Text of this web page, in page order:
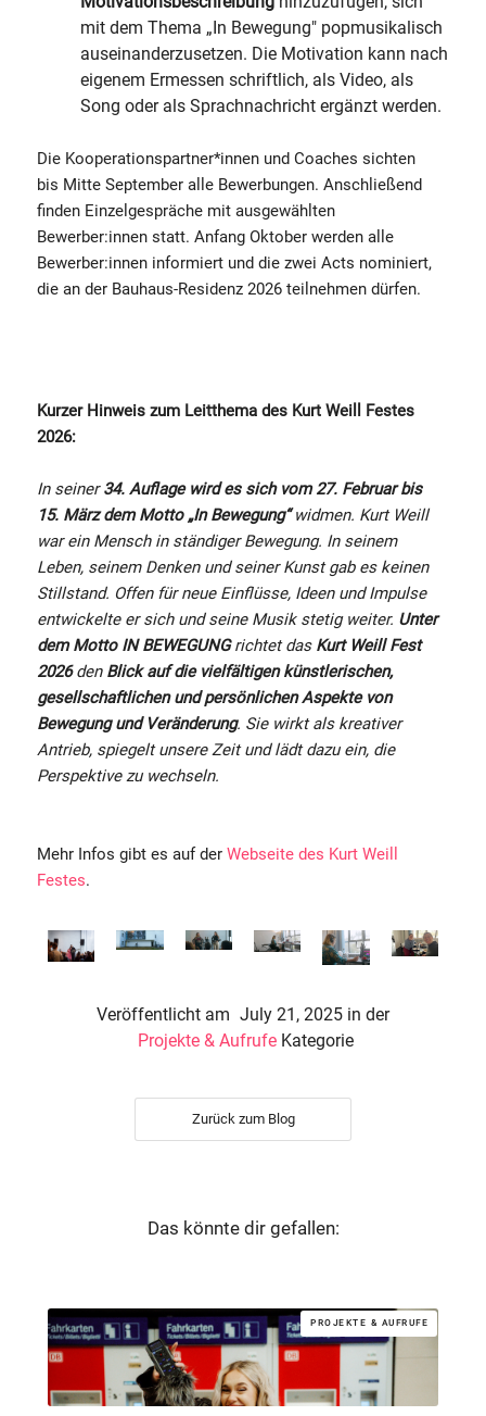
mit dem Thema „In Bewegung" popmusikalisch
auseinanderzusetzen. Die Motivation kann nach
eigenem Ermessen schriftlich, als Video, als
Song oder als Sprachnachricht ergänzt werden.
Die Kooperationspartner*innen und Coaches sichten
bis Mitte September alle Bewerbungen. Anschließend
finden Einzelgespräche mit ausgewählten
Bewerber:innen statt. Anfang Oktober werden alle
Bewerber:innen informiert und die zwei Acts nominiert,
die an der Bauhaus-Residenz 2026 teilnehmen dürfen.
Kurzer Hinweis zum Leitthema des Kurt Weill Festes
2026:
In seiner34. Auflage wird es sich vom 27. Februar bis
15. März dem Motto „In Bewegung“widmen. Kurt Weill
war ein Mensch in ständiger Bewegung. In seinem
Leben, seinem Denken und seiner Kunst gab es keinen
Stillstand. Offen für neue Einflüsse, Ideen und Impulse
entwickelte er sich und seine Musik stetig weiter. Unter
dem Motto IN BEWEGUNGrichtet das Kurt Weill Fest
2026den Blick auf die vielfältigen künstlerischen,
gesellschaftlichen und persönlichen Aspekte von
Bewegung und Veränderung. Sie wirkt als kreativer
Antrieb, spiegelt unsere Zeit und lädt dazu ein, die
Perspektive zu wechseln.
Mehr Infos gibt es auf der Webseite des Kurt Weill
Festes.
Veröffentlicht am July 21, 2025 in der
Projekte & Aufrufe Kategorie
Zurück zum Blog
Das könnte dir gefallen:
PROJEKTE & AUFRUFE